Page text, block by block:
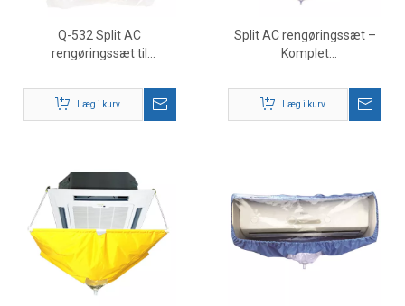
Q-532 Split AC
rengøringssæt til
Split klimaanlæg
Læg i kurv
Split AC rengøringssæt –
Komplet
klimaanlæg til HVAC
Læg i kurv